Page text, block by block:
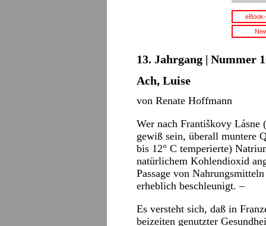
13. Jahrgang | Nummer
Ach, Luise
von Renate Hoffmann
Wer nach Františkovy Lásne
gewiß sein, überall muntere
bis 12° C temperierte)
natürlichem Kohlendioxid
Passage von
erheblich beschleunigt. –
Es versteht sich, daß in
beizeiten genutzter